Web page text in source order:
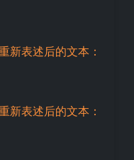
新表述后的文本：
新表述后的文本：